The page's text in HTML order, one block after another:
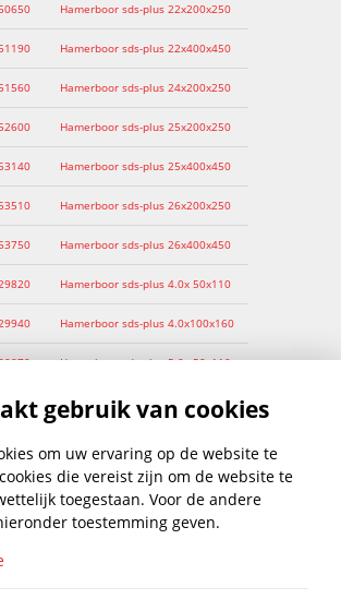
Hamerboor sds-plus 22x200x250
Hamerboor sds-plus 22x400x450
Hamerboor sds-plus 24x200x250
Hamerboor sds-plus 25x200x250
Hamerboor sds-plus 25x400x450
Hamerboor sds-plus 26x200x250
Hamerboor sds-plus 26x400x450
Hamerboor sds-plus 4.0x 50x110
Hamerboor sds-plus 4.0x100x160
Hamerboor sds-plus 5.0x 50x110
Hamerboor sds-plus 5.0x100x160
Hamerboor sds-plus 6.0x 50x110
Hamerboor sds-plus 6.0x100x160
gebruik van cookies
om uw ervaring op de website te
die vereist zijn om de website te
toegestaan. Voor de andere
toestemming geven.